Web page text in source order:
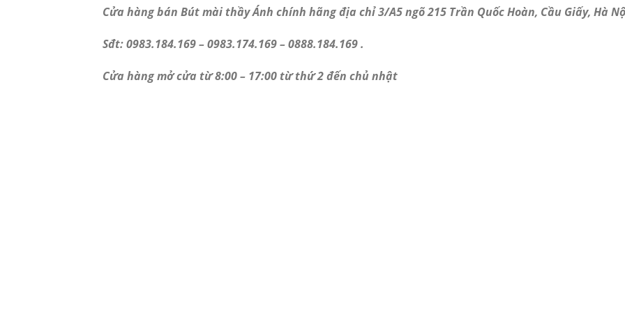
Cửa hàng bán Bút mài thầy Ánh chính hãng địa chỉ 3/A5 ngõ 215 Trần Quốc Hoàn, Cầu Giấy, Hà
Sđt: 0983.184.169 – 0983.174.169 – 0888.184.169 .
Cửa hàng mở cửa từ 8:00 – 17:00 từ thứ 2 đến chủ nhật